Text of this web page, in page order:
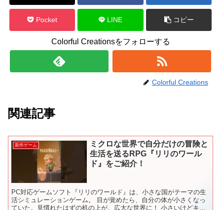
Pocket LINE コピー
Colorful Creationsをフォローする
Colorful Creations
関連記事
新作ゲーム
ミクロな世界で自分だけの冒険と
生活を送るRPG『リリのワール
ド』をご紹介！
PC対応ゲームソフト『リリのワールド』は、小さな国がテーマの生
活シミュレーションゲーム。 目が覚めたら、自分の体が小さくなっ
ていた。見慣れたはずの机の上が、広大な世界に！ 小さいけどキラ